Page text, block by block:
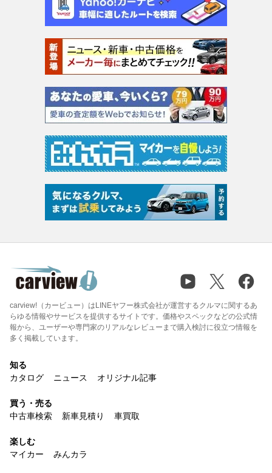
carview!（カービュー）はLINEヤフー株式会社が運営するクルマに関するあ
らゆる情報やサービスを提供するサイトです。価格やスペックなどの公式情
報から、ユーザーや専門家のリアルなレビューまで購入検討に役立つ情報を
多く掲載しています。
知る
カタログ
ニュース オリジナル記事
買う・売る
中古車検索
新車見積り 車買取
楽しむ
マイカー
みんカラ